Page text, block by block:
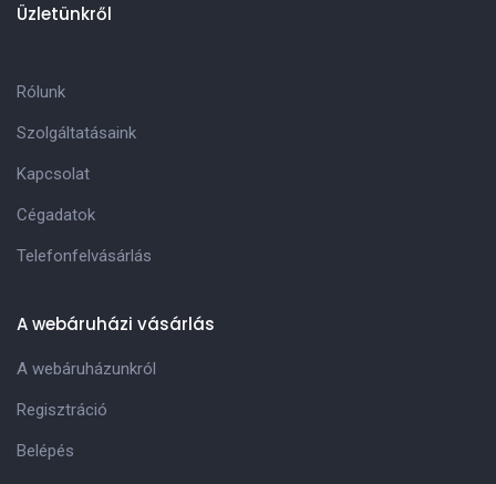
Üzletünkről
Rólunk
Szolgáltatásaink
Kapcsolat
Cégadatok
Telefonfelvásárlás
A webáruházi vásárlás
A webáruházunkról
Regisztráció
Belépés